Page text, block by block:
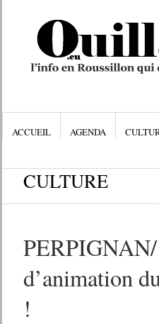
ACCUEIL AGENDA
CULTURE
d’animation
!